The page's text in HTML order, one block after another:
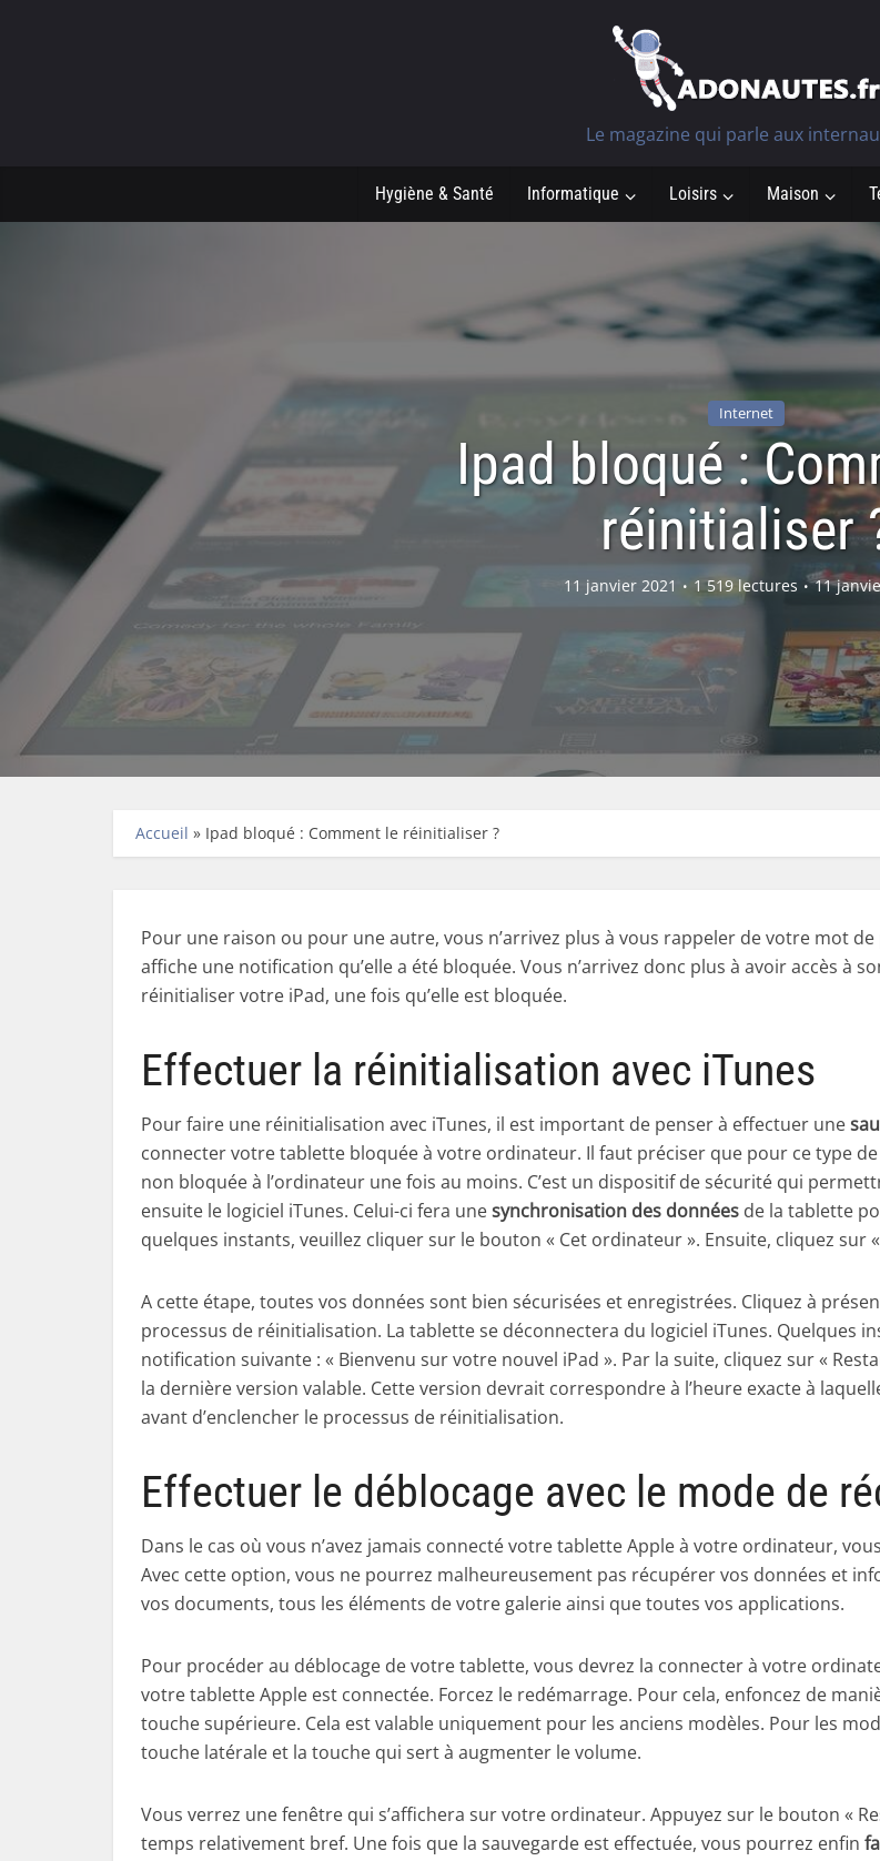
Le magazine qui parle aux
Hygiène & Santé Informatique Loisirs Maison
Internet
Ipad bloqué :
réinitialiser
11 janvier 2021 1 519 lectures 11
Accueil » Ipad bloqué : Comment le réinitialiser ?
Pour une raison ou pour une autre, vous n’arrivez plus à vous rappeler de votre mot
affiche une notification qu’elle a été bloquée. Vous n’arrivez donc plus à avoir accès à
réinitialiser votre iPad, une fois qu’elle est bloquée.
Effectuer la réinitialisation avec iTunes
Pour faire une réinitialisation avec iTunes, il est important de penser à effectuer une
connecter votre tablette bloquée à votre ordinateur. Il faut préciser que pour ce type
non bloquée à l’ordinateur une fois au moins. C’est un dispositif de sécurité qui
ensuite le logiciel iTunes. Celui-ci fera unesynchronisation des données de la tablette
quelques instants, veuillez cliquer sur le bouton « Cet ordinateur ». Ensuite, cliquez sur
A cette étape, toutes vos données sont bien sécurisées et enregistrées. Cliquez à
processus de réinitialisation. La tablette se déconnectera du logiciel iTunes. Quelques
notification suivante : « Bienvenu sur votre nouvel iPad ». Par la suite, cliquez sur «
la dernière version valable. Cette version devrait correspondre à l’heure exacte à
avant d’enclencher le processus de réinitialisation.
Effectuer le déblocage avec le mode de
Dans le cas où vous n’avez jamais connecté votre tablette Apple à votre ordinateur,
Avec cette option, vous ne pourrez malheureusement pas récupérer vos données et
vos documents, tous les éléments de votre galerie ainsi que toutes vos applications.
Pour procéder au déblocage de votre tablette, vous devrez la connecter à votre
votre tablette Apple est connectée. Forcez le redémarrage. Pour cela, enfoncez de
touche supérieure. Cela est valable uniquement pour les anciens modèles. Pour les
touche latérale et la touche qui sert à augmenter le volume.
Vous verrez une fenêtre qui s’affichera sur votre ordinateur. Appuyez sur le bouton «
temps relativement bref. Une fois que la sauvegarde est effectuée, vous pourrez enfin